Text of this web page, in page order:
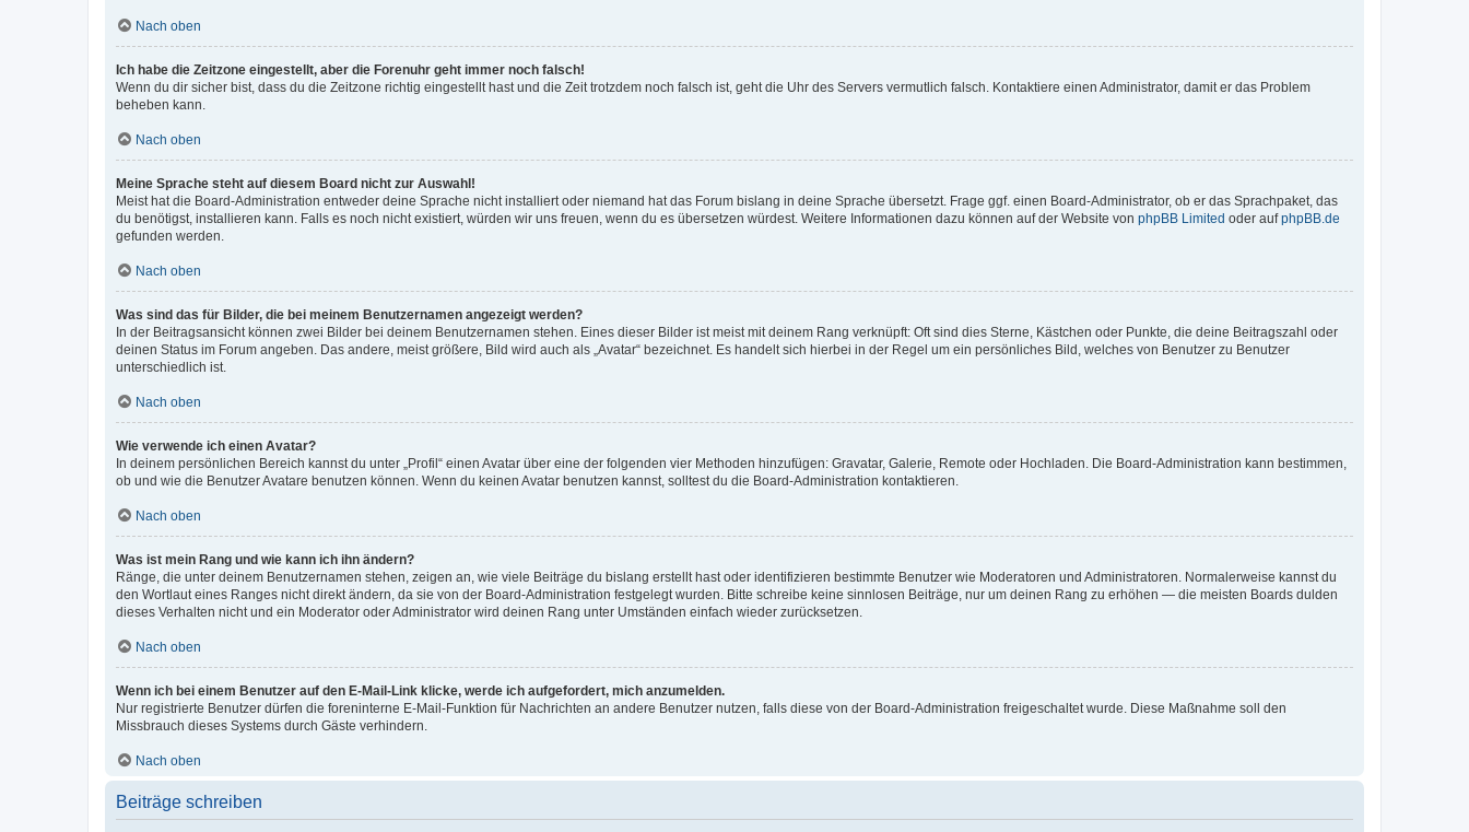
Nach oben
Ich habe die Zeitzone eingestellt, aber die Forenuhr geht immer noch falsch!
Wenn du dir sicher bist, dass du die Zeitzone richtig eingestellt hast und die Zeit trotzdem noch falsch ist, geht die Uhr des Servers vermutlich falsch. Kontaktiere einen Administrator, damit er das Problem
beheben kann.
Nach oben
Meine Sprache steht auf diesem Board nicht zur Auswahl!
Meist hat die Board-Administration entweder deine Sprache nicht installiert oder niemand hat das Forum bislang in deine Sprache übersetzt. Frage ggf. einen Board-Administrator, ob er das Sprachpaket, das
du benötigst, installieren kann. Falls es noch nicht existiert, würden wir uns freuen, wenn du es übersetzen würdest. Weitere Informationen dazu können auf der Website von phpBB Limited oder aufphpBB.de
gefunden werden.
Nach oben
Was sind das für Bilder, die bei meinem Benutzernamen angezeigt werden?
In der Beitragsansicht können zwei Bilder bei deinem Benutzernamen stehen. Eines dieser Bilder ist meist mit deinem Rang verknüpft: Oft sind dies Sterne, Kästchen oder Punkte, die deine Beitragszahl oder
deinen Status im Forum angeben. Das andere, meist größere, Bild wird auch als „Avatar“ bezeichnet. Es handelt sich hierbei in der Regel um ein persönliches Bild, welches von Benutzer zu Benutzer
unterschiedlich ist.
Nach oben
Wie verwende ich einen Avatar?
In deinem persönlichen Bereich kannst du unter „Profil“ einen Avatar über eine der folgenden vier Methoden hinzufügen: Gravatar, Galerie, Remote oder Hochladen. Die Board-Administration kann bestimmen,
ob und wie die Benutzer Avatare benutzen können. Wenn du keinen Avatar benutzen kannst, solltest du die Board-Administration kontaktieren.
Nach oben
Was ist mein Rang und wie kann ich ihn ändern?
Ränge, die unter deinem Benutzernamen stehen, zeigen an, wie viele Beiträge du bislang erstellt hast oder identifizieren bestimmte Benutzer wie Moderatoren und Administratoren. Normalerweise kannst du
den Wortlaut eines Ranges nicht direkt ändern, da sie von der Board-Administration festgelegt wurden. Bitte schreibe keine sinnlosen Beiträge, nur um deinen Rang zu erhöhen — die meisten Boards dulden
dieses Verhalten nicht und ein Moderator oder Administrator wird deinen Rang unter Umständen einfach wieder zurücksetzen.
Nach oben
Wenn ich bei einem Benutzer auf den E-Mail-Link klicke, werde ich aufgefordert, mich anzumelden.
Nur registrierte Benutzer dürfen die foreninterne E-Mail-Funktion für Nachrichten an andere Benutzer nutzen, falls diese von der Board-Administration freigeschaltet wurde. Diese Maßnahme soll den
Missbrauch dieses Systems durch Gäste verhindern.
Nach oben
Beiträge schreiben